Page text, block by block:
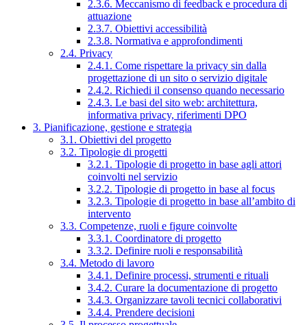
2.3.6. Meccanismo di feedback e procedura di
attuazione
2.3.7. Obiettivi accessibilità
2.3.8. Normativa e approfondimenti
2.4. Privacy
2.4.1. Come rispettare la privacy sin dalla
progettazione di un sito o servizio digitale
2.4.2. Richiedi il consenso quando necessario
2.4.3. Le basi del sito web: architettura,
informativa privacy, riferimenti DPO
3. Pianificazione, gestione e strategia
3.1. Obiettivi del progetto
3.2. Tipologie di progetti
3.2.1. Tipologie di progetto in base agli attori
coinvolti nel servizio
3.2.2. Tipologie di progetto in base al focus
3.2.3. Tipologie di progetto in base all’ambito di
intervento
3.3. Competenze, ruoli e figure coinvolte
3.3.1. Coordinatore di progetto
3.3.2. Definire ruoli e responsabilità
3.4. Metodo di lavoro
3.4.1. Definire processi, strumenti e rituali
3.4.2. Curare la documentazione di progetto
3.4.3. Organizzare tavoli tecnici collaborativi
3.4.4. Prendere decisioni